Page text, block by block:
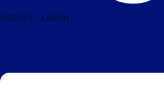
ÉCOUTEZ LA RADIO